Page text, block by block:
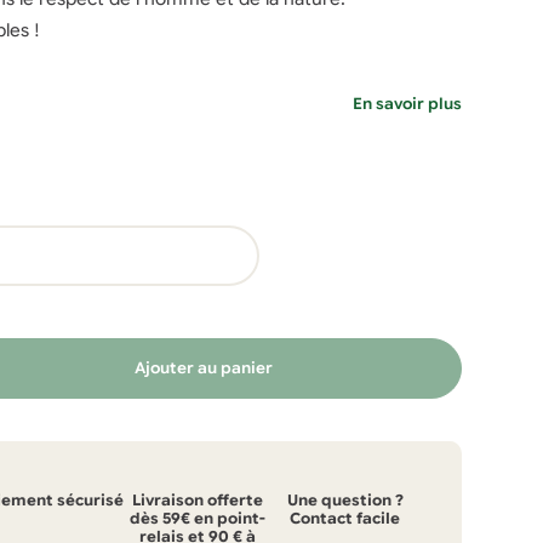
!
En savoir plus
Ajouter au panier
sécurisé Livraison offerte
dès 59€ en point-
relais et 90 € à
Une question ?
Contact facile